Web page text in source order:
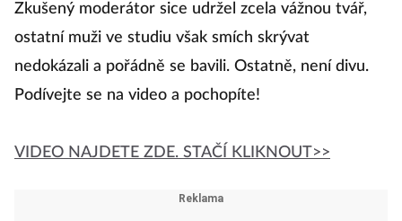
Zkušený moderátor sice udržel zcela vážnou tvář,
ostatní muži ve studiu však smích skrývat
nedokázali a pořádně se bavili. Ostatně, není divu.
Podívejte se na video a pochopíte!
VIDEO NAJDETE ZDE. STAČÍ KLIKNOUT>>